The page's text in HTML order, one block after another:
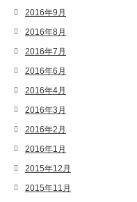
2016年9月
2016年8月
2016年7月
2016年6月
2016年4月
2016年3月
2016年2月
2016年1月
2015年12月
2015年11月